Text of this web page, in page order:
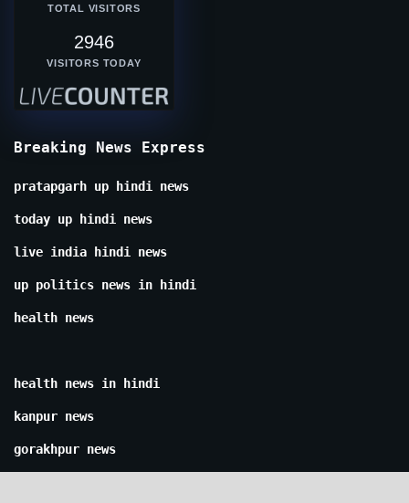
TOTAL VISITORS
2946
VISITORS TODAY
Breaking News Express
pratapgarh up hindi news
today up hindi news
live india hindi news
up politics news in hindi
health news
health news in hindi
kanpur news
gorakhpur news